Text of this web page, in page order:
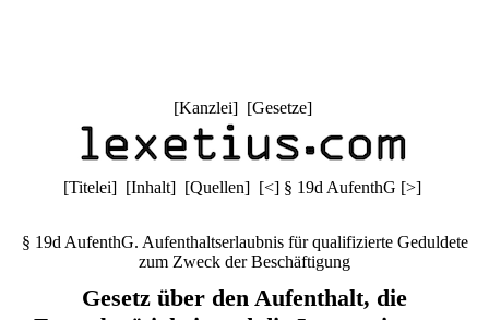
[Kanzlei] [Gesetze]
[Titelei] [Inhalt] [Quellen] [<] § 19d AufenthG [>]
§ 19d AufenthG. Aufenthaltserlaubnis für qualifizierte Geduldete
zum Zweck der Beschäftigung
Gesetz über den Aufenthalt, die